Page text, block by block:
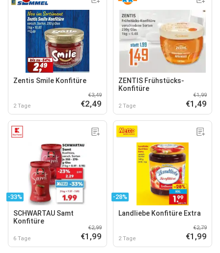
Zentis Smile Konfitüre
2 Tage
€3,49
€2,49
ZENTIS Frühstücks-
Konfitüre
2 Tage
€1,99
€1,49
-33%
SCHWARTAU Samt
Konfitüre
6 Tage
€2,99
€1,99
-28%
Landliebe Konfitüre Extra
2 Tage
€2,79
€1,99